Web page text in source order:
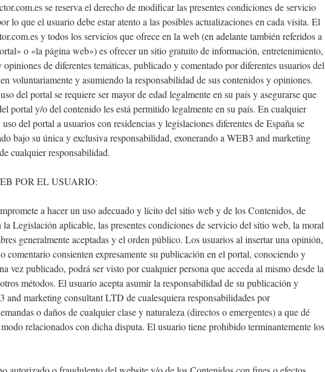
se reserva el derecho de modificar las presentes condiciones de servicio
lo que el usuario debe estar atento a las posibles actualizaciones en cada visita. El
y todos los servicios que ofrece en la web (en adelante también referidos a
o «la página web») es ofrecer un sitio gratuito de información, entretenimiento,
de diferentes temáticas, publicado y comentado por diferentes usuarios del
voluntariamente y asumiendo la responsabilidad de sus contenidos y opiniones.
del portal se requiere ser mayor de edad legalmente en su país y asegurarse que
portal y/o del contenido les está permitido legalmente en su país. En cualquier
del portal a usuarios con residencias y legislaciones diferentes de España se
bajo su única y exclusiva responsabilidad, exonerando a WEB3 and marketing
cualquier responsabilidad.
POR EL USUARIO:
a hacer un uso adecuado y lícito del sitio web y de los Contenidos, de
Legislación aplicable, las presentes condiciones de servicio del sitio web, la moral
generalmente aceptadas y el orden público. Los usuarios al insertar una opinión,
comentario consienten expresamente su publicación en el portal, conociendo y
vez publicado, podrá ser visto por cualquier persona que acceda al mismo desde la
métodos. El usuario acepta asumir la responsabilidad de su publicación y
and marketing consultant LTD de cualesquiera responsabilidades por
o daños de cualquier clase y naturaleza (directos o emergentes) a que dé
relacionados con dicha disputa. El usuario tiene prohibido terminantemente los